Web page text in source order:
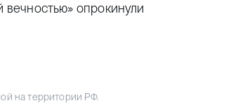
вечностью» опрокинули
на территории РФ.